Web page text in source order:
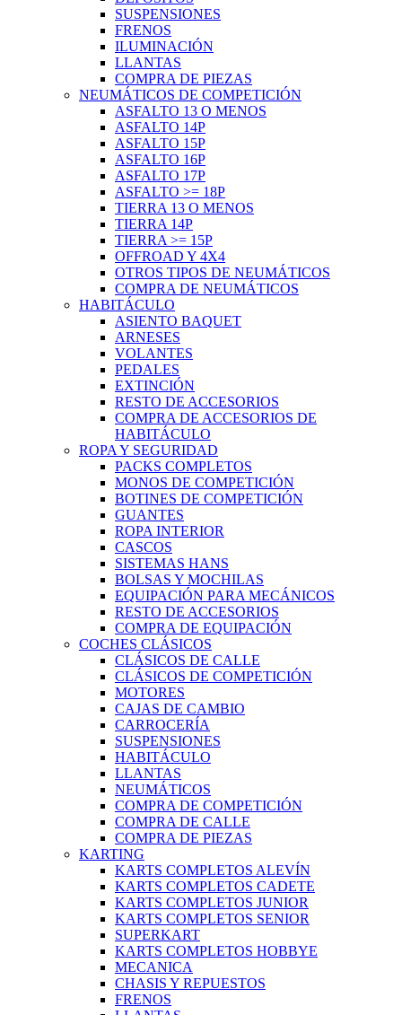
SUSPENSIONES
FRENOS
ILUMINACIÓN
LLANTAS
COMPRA DE PIEZAS
NEUMÁTICOS DE COMPETICIÓN
ASFALTO 13 O MENOS
ASFALTO 14P
ASFALTO 15P
ASFALTO 16P
ASFALTO 17P
ASFALTO >= 18P
TIERRA 13 O MENOS
TIERRA 14P
TIERRA >= 15P
OFFROAD Y 4X4
OTROS TIPOS DE NEUMÁTICOS
COMPRA DE NEUMÁTICOS
HABITÁCULO
ASIENTO BAQUET
ARNESES
VOLANTES
PEDALES
EXTINCIÓN
RESTO DE ACCESORIOS
COMPRA DE ACCESORIOS DE
HABITÁCULO
ROPA Y SEGURIDAD
PACKS COMPLETOS
MONOS DE COMPETICIÓN
BOTINES DE COMPETICIÓN
GUANTES
ROPA INTERIOR
CASCOS
SISTEMAS HANS
BOLSAS Y MOCHILAS
EQUIPACIÓN PARA MECÁNICOS
RESTO DE ACCESORIOS
COMPRA DE EQUIPACIÓN
COCHES CLÁSICOS
CLÁSICOS DE CALLE
CLÁSICOS DE COMPETICIÓN
MOTORES
CAJAS DE CAMBIO
CARROCERÍA
SUSPENSIONES
HABITÁCULO
LLANTAS
NEUMÁTICOS
COMPRA DE COMPETICIÓN
COMPRA DE CALLE
COMPRA DE PIEZAS
KARTING
KARTS COMPLETOS ALEVÍN
KARTS COMPLETOS CADETE
KARTS COMPLETOS JUNIOR
KARTS COMPLETOS SENIOR
SUPERKART
KARTS COMPLETOS HOBBYE
MECANICA
CHASIS Y REPUESTOS
FRENOS